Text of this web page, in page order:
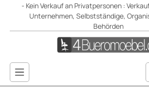
Zum Hauptinhalt springen
- Kein Verkauf an Privatpersonen :
Unternehmen, Selbstständige,
Behörden